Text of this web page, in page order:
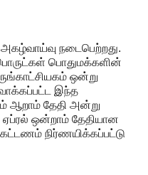
நடைபெற்றது.
பொதுமக்களின்
ஒன்று
இந்த
ஆறாம் தேதி அன்று
ஏப்ரல் ஒன்றாம் தேதியான
நிர்ணயிக்கப்பட்டு